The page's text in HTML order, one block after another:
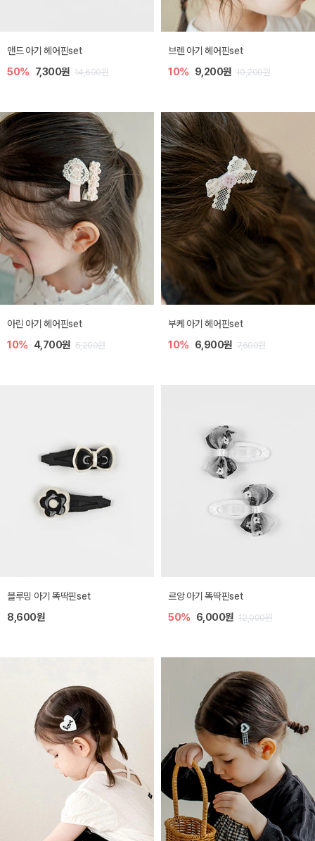
앤드 아기 헤어핀set
50% 7,300원 14,600원
브렌 아기 헤어핀set
10% 9,200원 10,200원
아린 아기 헤어핀set
10% 4,700원 5,200원
부케 아기 헤어핀set
10% 6,900원 7,600원
블루밍 아기 똑딱핀set
8,600원
르앙 아기 똑딱핀set
50% 6,000원 12,000원